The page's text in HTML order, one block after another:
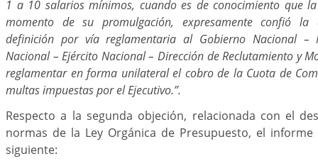
1 a 10 salarios mínimos, cuando es de conocimiento que
momento de su promulgación, expresamente confió la
definición por vía reglamentaria al Gobierno Nacional –
Nacional – Ejército Nacional – Dirección de Reclutamiento y
reglamentar en forma unilateral el cobro de la Cuota de
multas impuestas por el Ejecutivo.”.
Respecto a la segunda objeción, relacionada con el
normas de la Ley Orgánica de Presupuesto, el
siguiente: